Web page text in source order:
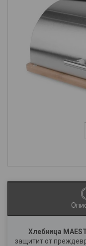
Хлебница
защитит от